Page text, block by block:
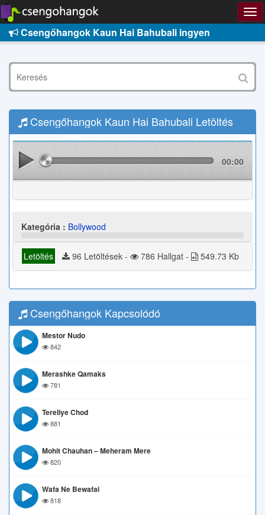
Csengőhangok Kaun Hai Bahubali ingyen
Csengőhangok Kaun Hai Bahubali Letöltés
00:00
Kategória : Bollywood
Letöltés 96 Letöltések - 786 Hallgat - 549.73 Kb
Csengőhangok Kapcsolódó
Mestor Nudo
842
Merashke Qamaks
781
Tereliye Chod
881
Mohit Chauhan – Meheram Mere
820
Wafa Ne Bewafai
818